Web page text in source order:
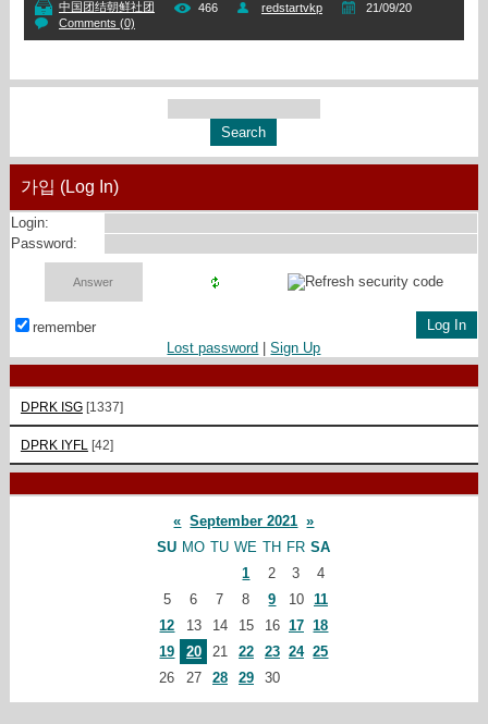
中国团结朝鲜社团 466 redstartvkp
21/09/20
Comments (0)
가입 (Log In)
Login:
Password:
remember
Lost password |Sign Up
DPRK ISG [1337]
DPRK IYFL [42]
« September 2021 »
SU MO TU WE TH FR SA
1
2 3
4
5
6 7 8 9 10
11
12
13 14 15 16 17 18
19
20 21 22 23 24 25
26
27 28 29 30